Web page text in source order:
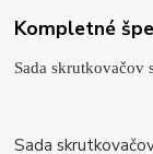
Kompletné
Sada skrutkovačov
Sada